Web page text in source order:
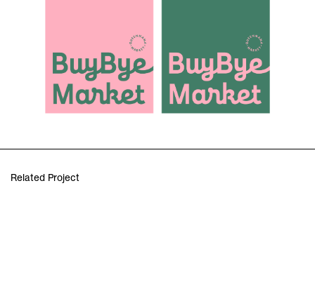
Related Project